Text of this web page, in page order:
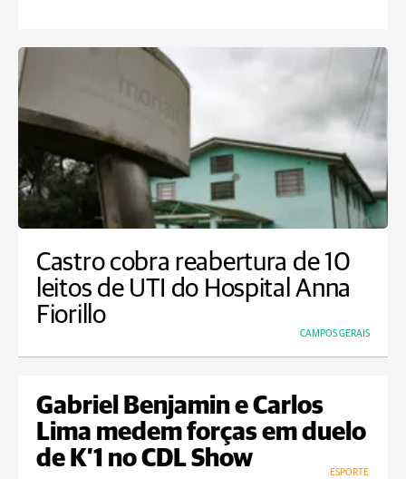
Castro cobra reabertura de 10
leitos de UTI do Hospital Anna
Fiorillo
CAMPOS GERAIS
Gabriel Benjamin e Carlos
Lima medem forças em duelo
de K’1 no CDL Show
ESPORTE